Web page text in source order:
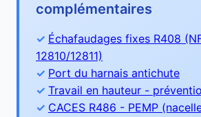
complémentaires
Échafaudages fixes R408
12810/12811)
Port du harnais antichute
Travail en hauteur -
CACES R486 - PEMP